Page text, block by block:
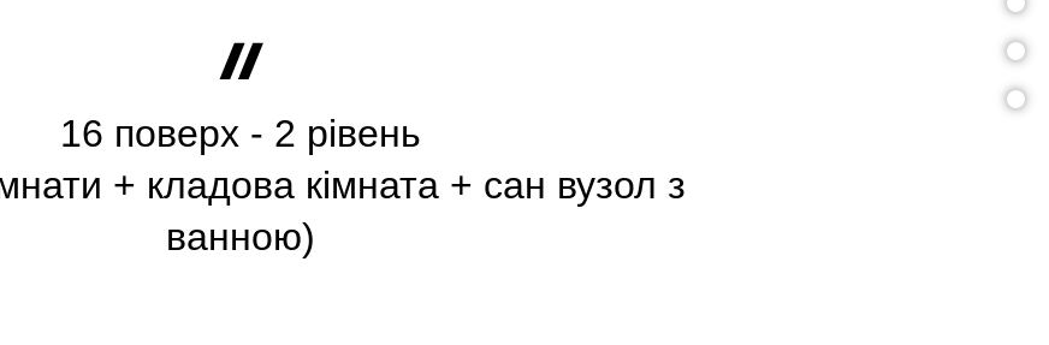
16 поверх - 2 рівень
+ кладова кімната + сан вузол з
ванною)